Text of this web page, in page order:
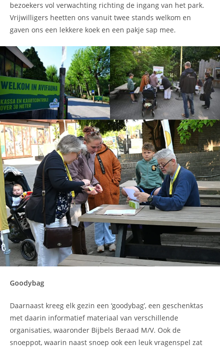
bezoekers vol verwachting richting de ingang van het park.
Vrijwilligers heetten ons vanuit twee stands welkom en
gaven ons een lekkere koek en een pakje sap mee.
Goodybag
Daarnaast kreeg elk gezin een ‘goodybag’, een geschenktas
met daarin informatief materiaal van verschillende
organisaties, waaronder Bijbels Beraad M/V. Ook de
snoeppot, waarin naast snoep ook een leuk vragenspel zat